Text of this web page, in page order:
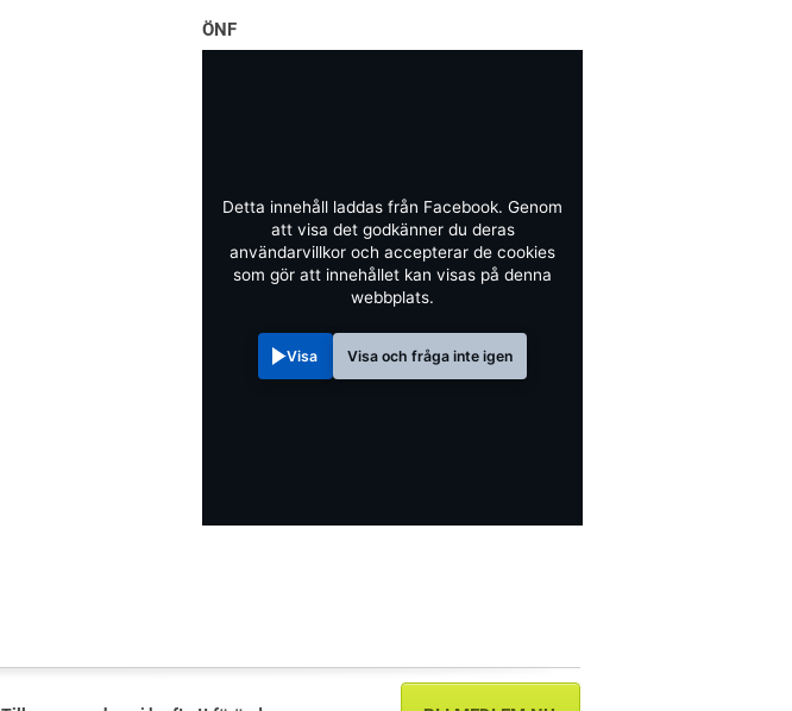
ÖNF
Detta innehåll laddas från Facebook. Genom
att visa det godkänner du deras
användarvillkor och accepterar de cookies
som gör att innehållet kan visas på denna
webbplats.
Visa Visa och fråga inte igen